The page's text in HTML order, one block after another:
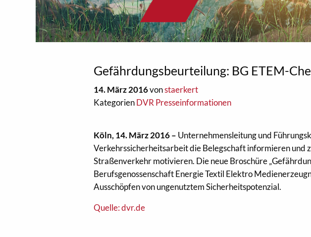
Gefährdungsbeurteilung: BG ETEM-
14. März 2016vonstaerkert
KategorienDVR Presseinformationen
Köln, 14. März 2016 – Unternehmensleitung und
Verkehrssicherheitsarbeit die Belegschaft informieren und
Straßenverkehr motivieren. Die neue Broschüre
Berufsgenossenschaft Energie Textil Elektro
Ausschöpfen von ungenutztem Sicherheitspotenzial.
Quelle: dvr.de